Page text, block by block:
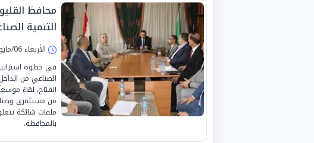
محافظ
التنمية
الأربعاء 06/مايو/2026 - 06:14 م
في خطوة
الصناعي من
الفتاح، لقاءً
من مستثمري
ملفات شائكة
بالمحافظة.